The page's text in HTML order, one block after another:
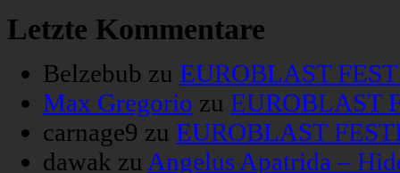
Letzte Kommentare
Belzebub zu EUROBLAST
Max Gregorio zu EUROBLAST
carnage9 zu EUROBLAST
dawak zu Angelus Apatrida –